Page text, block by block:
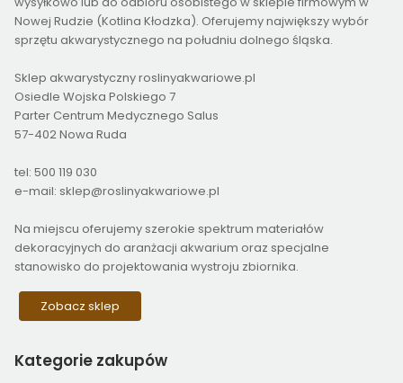
Nowej Rudzie (Kotlina Kłodzka). Oferujemy największy wybór
sprzętu akwarystycznego na południu dolnego śląska.
Sklep akwarystyczny roslinyakwariowe.pl
Osiedle Wojska Polskiego 7
Parter Centrum Medycznego Salus
57-402 Nowa Ruda
tel: 500 119 030
e-mail: sklep@roslinyakwariowe.pl
Na miejscu oferujemy szerokie spektrum materiałów
dekoracyjnych do aranżacji akwarium oraz specjalne
stanowisko do projektowania wystroju zbiornika.
Zobacz sklep
Kategorie zakupów